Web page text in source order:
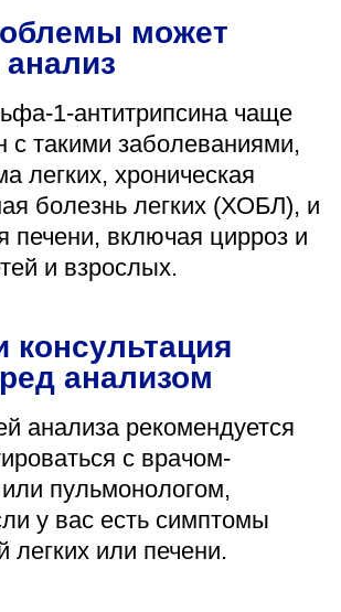
73-31
может
1-антитрипсина чаще
с такими заболеваниями,
легких, хроническая
болезнь легких (ХОБЛ), и
печени, включая цирроз и
и взрослых.
консультация
анализом
анализа рекомендуется
с врачом-
пульмонологом,
у вас есть симптомы
легких или печени.